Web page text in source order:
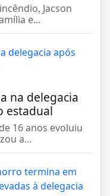
Jacson
e...
na delegacia
estadual
16 anos evoluiu
a...